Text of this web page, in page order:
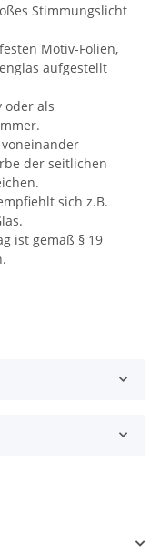
Stimmungslicht
Motiv-Folien,
aufgestellt
oder als
der seitlichen
sich z.B.
ist gemäß § 19